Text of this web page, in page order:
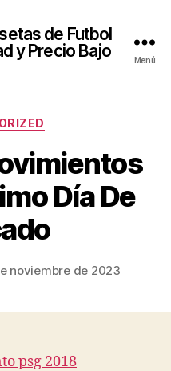
de Futbol
y Precio Bajo
Menú
Día De
noviembre de 2023